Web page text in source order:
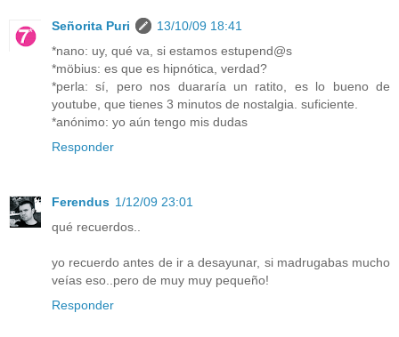
Señorita Puri
13/10/09 18:41
*nano: uy, qué va, si estamos estupend@s
*möbius: es que es hipnótica, verdad?
*perla: sí, pero nos duararía un ratito, es lo bueno de
youtube, que tienes 3 minutos de nostalgia. suficiente.
*anónimo: yo aún tengo mis dudas
Responder
Ferendus 1/12/09 23:01
qué recuerdos..
yo recuerdo antes de ir a desayunar, si madrugabas mucho
veías eso..pero de muy muy pequeño!
Responder